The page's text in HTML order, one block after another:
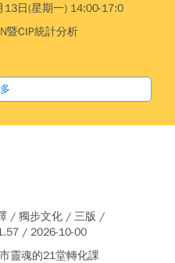
13日(星期一) 14:00-17:0
暨CIP統計分析
/ 獨步文化 / 三版 /
/ 2026-10-00
靈魂的21堂轉化課